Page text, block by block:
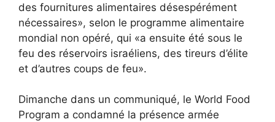
des fournitures alimentaires désespérément
nécessaires», selon le programme alimentaire
mondial non opéré, qui «a ensuite été sous le
feu des réservoirs israéliens, des tireurs d’élite
et d’autres coups de feu».
Dimanche dans un communiqué, le World Food
Program a condamné la présence armée